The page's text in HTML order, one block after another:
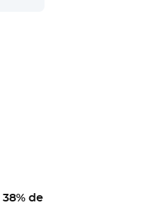
38% de